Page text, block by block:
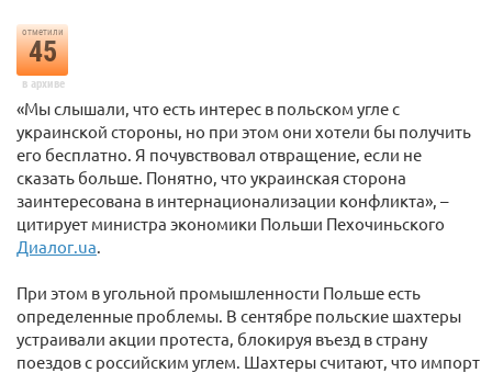
отметили
45
в архиве
«Мы слышали, что есть интерес в польском угле с
украинской стороны, но при этом они хотели бы получить
его бесплатно. Я почувствовал отвращение, если не
сказать больше. Понятно, что украинская сторона
заинтересована в интернационализации конфликта», –
цитирует министра экономики Польши Пехочиньского
Диалог.ua.
При этом в угольной промышленности Польше есть
определенные проблемы. В сентябре польские шахтеры
устраивали акции протеста, блокируя въезд в страну
поездов с российским углем. Шахтеры считают, что импорт